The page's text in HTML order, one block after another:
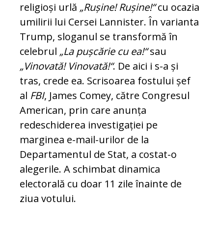
religioși urlă „Rușine! Rușine!“cu ocazia
umilirii lui Cersei Lannister. În varianta
Trump, sloganul se transformă în
celebrul „La puș­cărie cu ea!“sau
„Vinovată! Vi­no­va­tă!“. De aici i s-a și
tras, crede ea. Scri­soarea fostului șef
al FBI, James Comey, că­tre Congresul
American, prin care anun­ța
redeschiderea investigației pe
marginea e-mail-urilor de la
Departamentul de Stat, a costat-o
alegerile. A schimbat di­na­mica
electorală cu doar 11 zile înainte de
ziua votului.